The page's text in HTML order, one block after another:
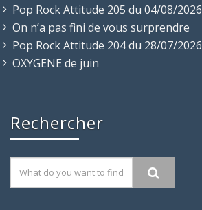
Pop Rock Attitude 205 du 04/08/2026
On n’a pas fini de vous surprendre
Pop Rock Attitude 204 du 28/07/2026
OXYGENE de juin
Rechercher